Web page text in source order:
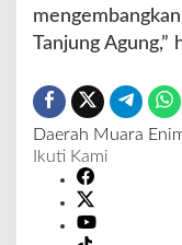
Tanjung Agung,”
Daerah Muara
Ikuti Kami